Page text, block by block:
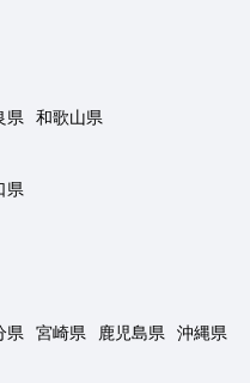
県
和歌山県
県
県 宮崎県 鹿児島県 沖縄県